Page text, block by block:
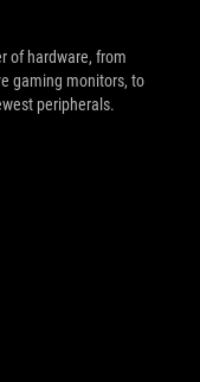
of hardware, from
gaming monitors, to
peripherals.